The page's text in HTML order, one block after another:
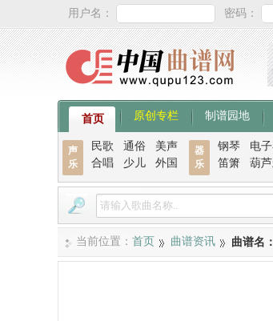
用户名： 密码：
首页 原创专栏 制谱园地
声
乐
民歌 通俗
美声
合唱
少儿 外国
器
乐
钢琴 电
笛箫
葫
当前位置： 首页 曲谱资讯 曲谱名